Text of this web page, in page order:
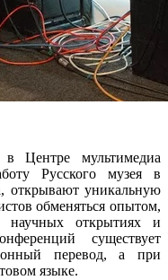
Центре мультимедиа
Русского музея в
открывают уникальную
обменяться опытом,
научных открытиях и
существует
перевод, а при
языке.